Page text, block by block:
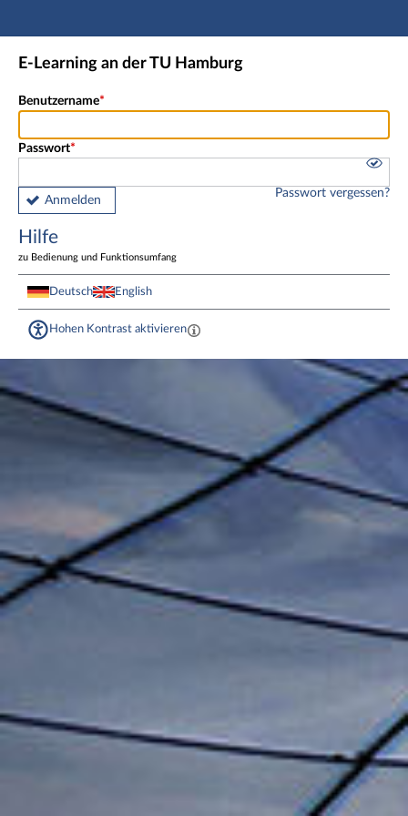
Hauptnavigation
Fußzeile
E-Learning an der TU Hamburg
Benutzername
Passwort
Anmelden
Passwort vergessen?
Hilfe
zu Bedienung und Funktionsumfang
Deutsch English
Hohen Kontrast aktivieren